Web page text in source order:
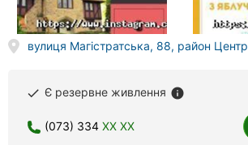
Миколаїв
Херсон
вулиця Магістратська, 88, район Центр
done Є резервне живлення info
(073) 334 XX XX